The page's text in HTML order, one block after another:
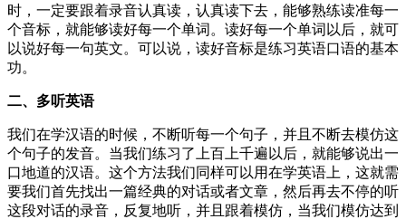
时，一定要跟着录音认真读，认真读下去，能够熟练读准每一
个音标，就能够读好每一个单词。读好每一个单词以后，就可
以说好每一句英文。可以说，读好音标是练习英语口语的基本
功。
二、多听英语
我们在学汉语的时候，不断听每一个句子，并且不断去模仿这
个句子的发音。当我们练习了上百上千遍以后，就能够说出一
口地道的汉语。这个方法我们同样可以用在学英语上，这就需
要我们首先找出一篇经典的对话或者文章，然后再去不停的听
这段对话的录音，反复地听，并且跟着模仿，当我们模仿达到